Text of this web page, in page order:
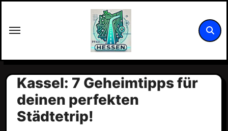
springen
Kassel: 7 Geheimtipps für
deinen perfekten
Städtetrip!